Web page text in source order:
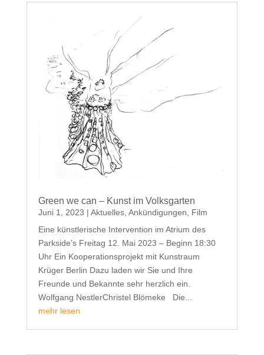
Green we can – Kunst im Volksgarten
Juni 1, 2023 | Aktuelles, Ankündigungen, Film
Eine künstlerische Intervention im Atrium des
Parkside’s Freitag 12. Mai 2023 – Beginn 18:30
Uhr Ein Kooperationsprojekt mit Kunstraum
Krüger Berlin Dazu laden wir Sie und Ihre
Freunde und Bekannte sehr herzlich ein.
Wolfgang NestlerChristel Blömeke Die...
mehr lesen